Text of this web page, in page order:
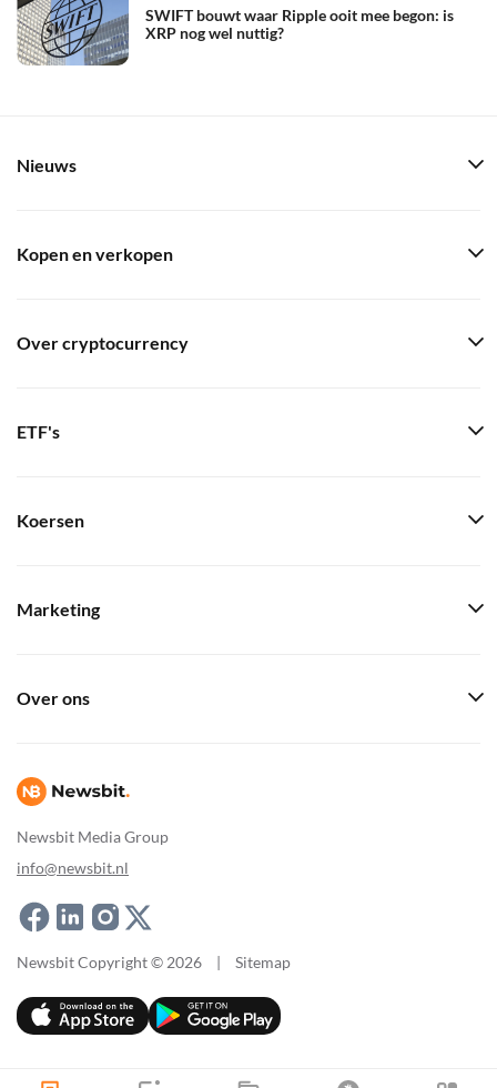
SWIFT bouwt waar Ripple ooit mee begon: is
XRP nog wel nuttig?
Newsbit Media Group
info@newsbit.nl
Nieuws
Kopen en verkopen
Over cryptocurrency
ETF's
Koersen
Marketing
Over ons
Newsbit Copyright © 2026 | Sitemap